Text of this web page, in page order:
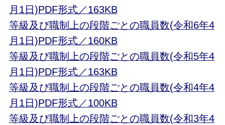
月1日)PDF形式／163KB
等級及び職制上の段階ごとの職員数(令和6年4
月1日)PDF形式／160KB
等級及び職制上の段階ごとの職員数(令和5年4
月1日)PDF形式／163KB
等級及び職制上の段階ごとの職員数(令和4年4
月1日)PDF形式／100KB
等級及び職制上の段階ごとの職員数(令和3年4